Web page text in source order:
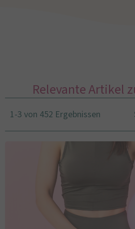
Relevante Artikel
1-3 von 452 Ergebnissen